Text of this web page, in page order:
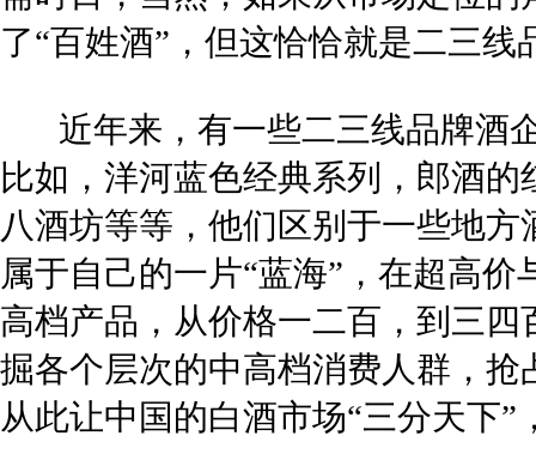
了“百姓酒”，但这恰恰就是二三线
近年来，有一些二三线品牌酒
比如，洋河蓝色经典系列，郎酒
八酒坊等等，他们区别于一些地
属于自己的一片“蓝海”，在超高
高档产品，从价格一二百，到三
掘各个层次的中高档消费人群，
从此让中国的白酒市场“三分天下